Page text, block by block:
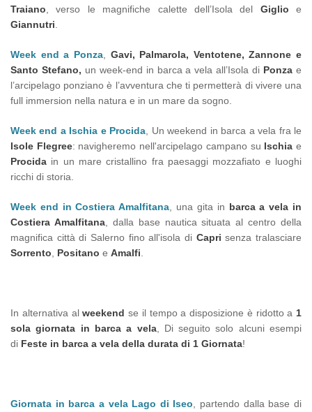
Traiano , verso le magnifiche calette dell’Isola del Giglio e
Giannutri
Week end a Ponza, Gavi, Palmarola, Ventotene, Zannone e
Santo Stefano, un week-end in barca a vela all’Isola di Ponza e
l’arcipelago ponziano è l’avventura che ti permetterà di vivere una
full immersion nella natura e in un mare da sogno.
Week end a Ischia e Procida , Un weekend in barca a vela fra le
Isole Flegree: navigheremo nell'arcipelago campano su Ischia e
Procida in un mare cristallino fra paesaggi mozzafiato e luoghi
ricchi di storia.
Week end in Costiera Amalfitana , una gita in barca a vela in
Costiera Amalfitana, dalla base nautica situata al centro della
magnifica città di Salerno fino all'isola di Capri senza tralasciare
Sorrento
Positano e Amalfi
In alternativa alweekend se il tempo a disposizione è ridotto a 1
sola giornata in barca a vela, Di seguito solo alcuni esempi
di Feste in barca a vela della durata di 1 Giornata!
Giornata in barca a vela Lago di Iseo , partendo dalla base di